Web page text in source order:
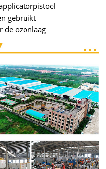
gebruikt
de ozonlaag